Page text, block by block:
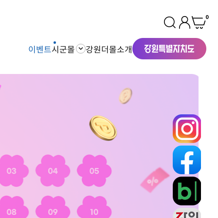
0
이벤트시군몰 강원더몰소개